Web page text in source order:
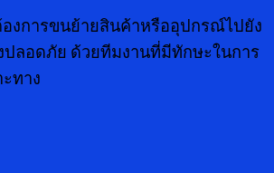
งการขนย้ายสินค้าหรืออุปกรณ์ไปยัง
ปลอดภัย ด้วยทีมงานที่มีทักษะในการ
ทาง